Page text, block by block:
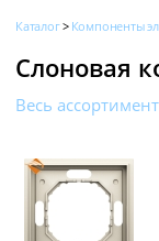
Каталог Компоненты
Слоновая
Весь ассортимент